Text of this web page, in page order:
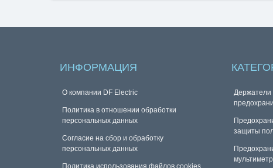
ИНФОРМАЦИЯ
О компании DF Electric
Политика в отношении обработки
персональных данных
Согласие на сбор и обработку
персональных данных
Политика использования файлов cookies
Держатели
защиты